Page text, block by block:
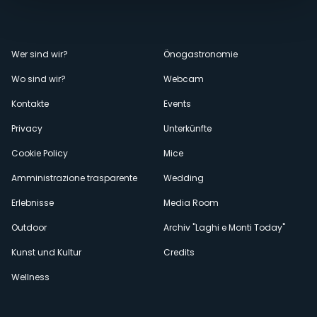
Menù
secondario
Wer sind wir?
Wo sind wir?
Kontakte
Privacy
Cookie Policy
Amministrazione trasparente
Erlebnisse
Outdoor
Kunst und Kultur
Wellness
Önogastronomie
Webcam
Events
Unterkünfte
Mice
Wedding
Media Room
Archiv "Laghi e Monti Today"
Credits